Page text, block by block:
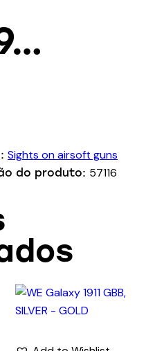
Sights on airsoft guns
do produto: 57116